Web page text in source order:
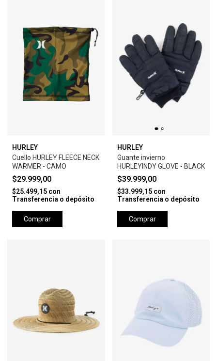
HURLEY
Cuello HURLEY FLEECE NECK
WARMER - CAMO
$29.999,00
$25.499,15 con
Transferencia o depósito
Comprar
HURLEY
Guante invierno
HURLEYINDY GLOVE - BLACK
$39.999,00
$33.999,15 con
Transferencia o depósito
Comprar